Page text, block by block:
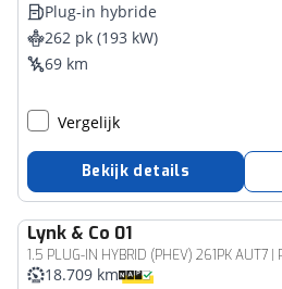
Plug-in hybride
262 pk (193 kW)
69 km
Vergelijk
Bekijk details
Lynk & Co 01
18.709 km